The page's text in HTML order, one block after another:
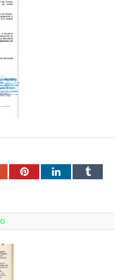
PinterestLinkedInTumblr